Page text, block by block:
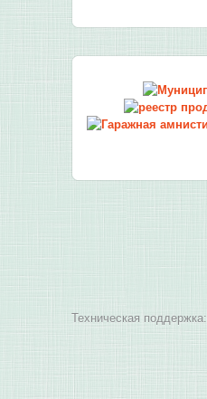
Техническая поддержка: